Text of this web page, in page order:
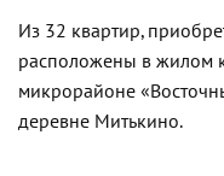
Из 32 квартир,
расположены в жилом
микрорайоне
деревне Митькино.